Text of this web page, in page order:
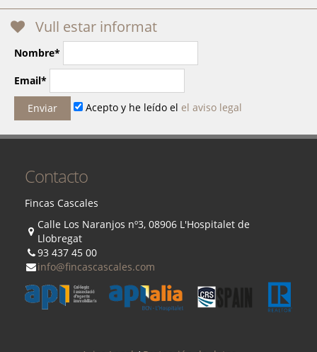
Vull estar informat
Nombre*
Email*
Acepto y he leído el el aviso legal
Contacto
Fincas Cascales
Calle Los Naranjos nº3, 08906 L'Hospitalet de
Llobregat
93 437 45 00
info@fincascascales.com